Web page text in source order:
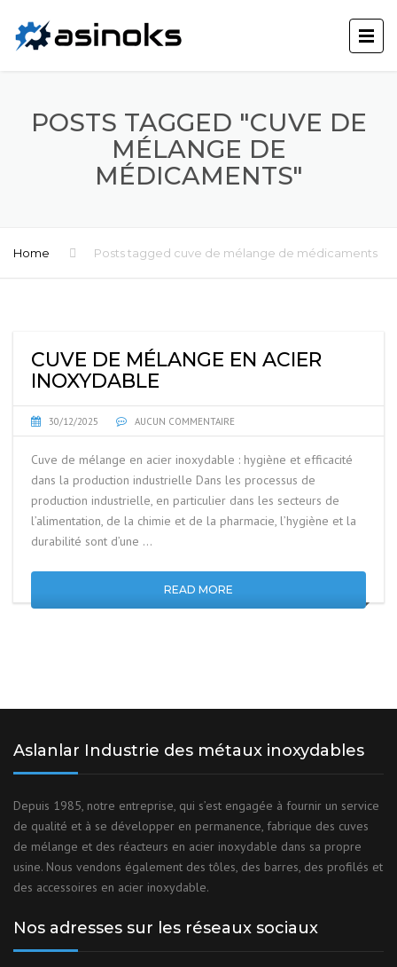
POSTS TAGGED "CUVE DE
MÉLANGE DE
MÉDICAMENTS"
Home Posts tagged cuve de mélange de médicaments
CUVE DE MÉLANGE EN ACIER
INOXYDABLE
30/12/2025 AUCUN COMMENTAIRE
Cuve de mélange en acier inoxydable : hygiène et efficacité
dans la production industrielle Dans les processus de
production industrielle, en particulier dans les secteurs de
l’alimentation, de la chimie et de la pharmacie, l’hygiène et la
durabilité sont d’une …
READ MORE
Aslanlar Industrie des métaux inoxydables
Depuis 1985, notre entreprise, qui s’est engagée à fournir un service
de qualité et à se développer en permanence, fabrique des cuves
de mélange et des réacteurs en acier inoxydable dans sa propre
usine. Nous vendons également des tôles, des barres, des profilés et
des accessoires en acier inoxydable.
Nos adresses sur les réseaux sociaux